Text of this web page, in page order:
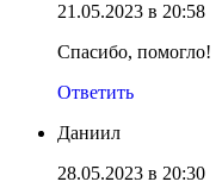
21.05.2023 в 20:58
Спасибо, помогло!
Ответить
Даниил
28.05.2023 в 20:30